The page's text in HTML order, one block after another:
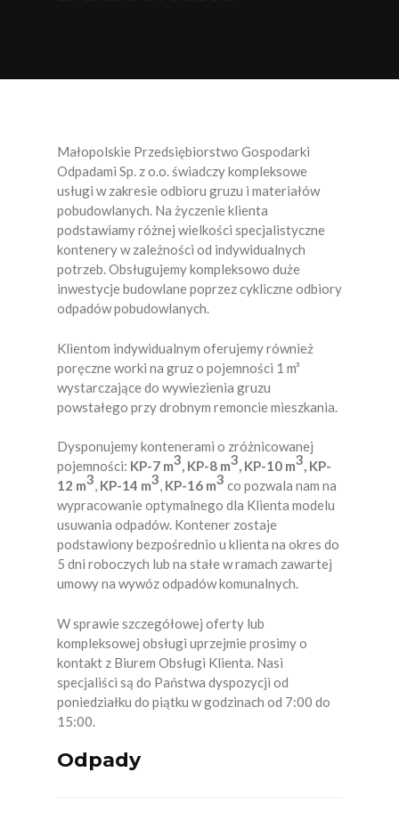
KSIĄŻ WIELKI
MIECHÓW
NIEPOŁOMICE
OLKUSZ
PAŁECZNICA
RACIECHOWICE
RACŁAWICE
SŁOMNIKI
WODZISŁAW
ZIELONKI
Małopolskie Przedsiębiorstwo Gospodarki
Odpadami Sp. z o.o. świadczy kompleksowe
usługi w zakresie odbioru gruzu i materiałów
pobudowlanych. Na życzenie klienta
podstawiamy różnej wielkości specjalistyczne
kontenery w zależności od indywidualnych
potrzeb. Obsługujemy kompleksowo duże
inwestycje budowlane poprzez cykliczne odbiory
odpadów pobudowlanych.
Klientom indywidualnym oferujemy również
poręczne worki na gruz o pojemności 1 m³
wystarczające do wywiezienia gruzu
powstałego przy drobnym remoncie mieszkania.
Dysponujemy kontenerami o zróżnicowanej
pojemności: KP-7 m3, KP-8 m3, KP-10 m3, KP-
12 m3, KP-14 m3, KP-16 m3 co pozwala nam na
wypracowanie optymalnego dla Klienta modelu
usuwania odpadów. Kontener zostaje
podstawiony bezpośrednio u klienta na okres do
5 dni roboczych lub na stałe w ramach zawartej
umowy na wywóz odpadów komunalnych.
W sprawie szczegółowej oferty lub
kompleksowej obsługi uprzejmie prosimy o
kontakt z Biurem Obsługi Klienta. Nasi
specjaliści są do Państwa dyspozycji od
poniedziałku do piątku w godzinach od 7:00 do
15:00.
Odpady